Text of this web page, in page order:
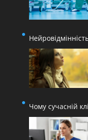
адаптації
Чому сучасній
запису